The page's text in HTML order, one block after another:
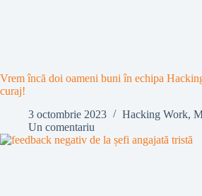
Vrem încă doi oameni buni în echipa
curaj!
3 octombrie 2023
Hacking Work,
Un comentariu